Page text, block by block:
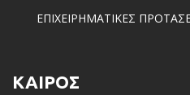
ΕΠΙΧΕΙΡΗΜΑΤΙΚΕΣ
ΚΑΙΡΟΣ